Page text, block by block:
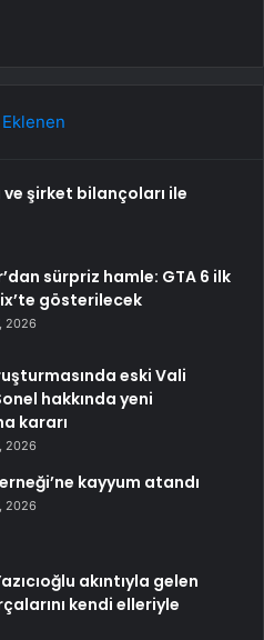
ve şirket bilançoları ile
sürpriz hamle: GTA 6 ilk
gösterilecek
2026
eski Vali
hakkında yeni
kararı
2026
kayyum atandı
2026
akıntıyla gelen
kendi elleriyle